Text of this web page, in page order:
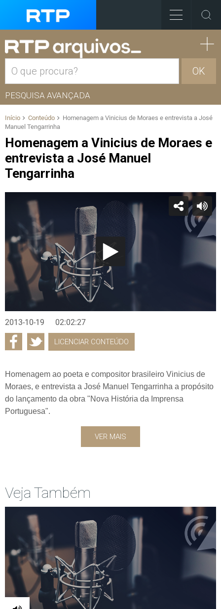
OK
PESQUISA AVANÇADA
Início Conteúdo
Homenagem a Vinicius de Moraes e entrevista a José
Manuel Tengarrinha
Homenagem a Vinicius de Moraes e
entrevista a José Manuel
Tengarrinha
2013-10-19 02:02:27
LICENCIAR CONTEÚDO
Homenagem ao poeta e compositor brasileiro Vinicius de
Moraes, e entrevista a José Manuel Tengarrinha a propósito
do lançamento da obra "Nova História da Imprensa
Portuguesa".
VER MAIS
Veja Também